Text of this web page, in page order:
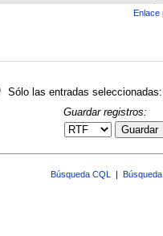
Enlace
Sólo las entradas seleccionadas:
Guardar registros:
Guardar
Búsqueda CQL